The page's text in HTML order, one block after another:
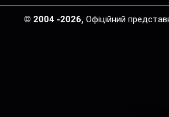
© 2004 -2026, Офіційний